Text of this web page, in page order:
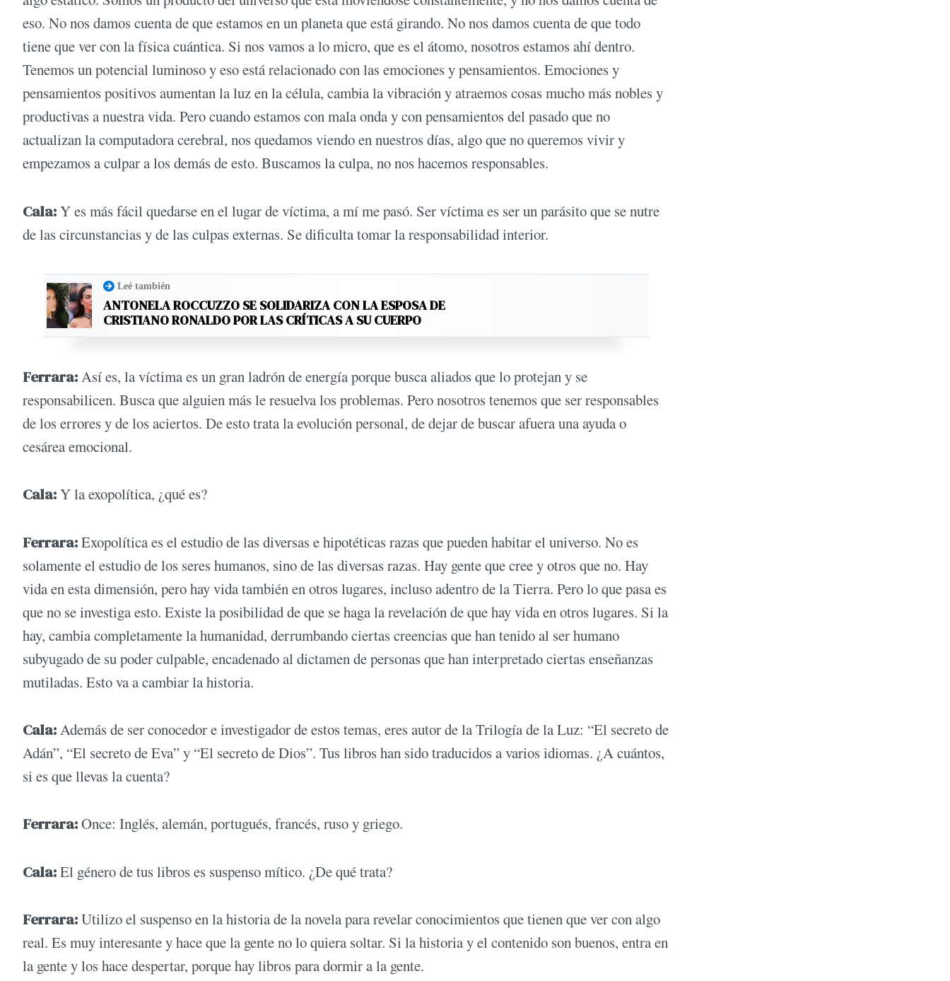
eso. No nos damos cuenta de que estamos en un planeta que está girando. No nos damos cuenta de que todo
tiene que ver con la física cuántica. Si nos vamos a lo micro, que es el átomo, nosotros estamos ahí dentro.
Tenemos un potencial luminoso y eso está relacionado con las emociones y pensamientos. Emociones y
pensamientos positivos aumentan la luz en la célula, cambia la vibración y atraemos cosas mucho más nobles y
productivas a nuestra vida. Pero cuando estamos con mala onda y con pensamientos del pasado que no
actualizan la computadora cerebral, nos quedamos viendo en nuestros días, algo que no queremos vivir y
empezamos a culpar a los demás de esto. Buscamos la culpa, no nos hacemos responsables.
Cala:Y es más fácil quedarse en el lugar de víctima, a mí me pasó. Ser víctima es ser un parásito que se nutre
de las circunstancias y de las culpas externas. Se dificulta tomar la responsabilidad interior.
Leé también
ANTONELA ROCCUZZO SE SOLIDARIZA CON LA ESPOSA DE
CRISTIANO RONALDO POR LAS CRÍTICAS A SU CUERPO
Ferrara:Así es, la víctima es un gran ladrón de energía porque busca aliados que lo protejan y se
responsabilicen. Busca que alguien más le resuelva los problemas. Pero nosotros tenemos que ser responsables
de los errores y de los aciertos. De esto trata la evolución personal, de dejar de buscar afuera una ayuda o
cesárea emocional.
Cala:Y la exopolítica, ¿qué es?
Ferrara:Exopolítica es el estudio de las diversas e hipotéticas razas que pueden habitar el universo. No es
solamente el estudio de los seres humanos, sino de las diversas razas. Hay gente que cree y otros que no. Hay
vida en esta dimensión, pero hay vida también en otros lugares, incluso adentro de la Tierra. Pero lo que pasa es
que no se investiga esto. Existe la posibilidad de que se haga la revelación de que hay vida en otros lugares. Si la
hay, cambia completamente la humanidad, derrumbando ciertas creencias que han tenido al ser humano
subyugado de su poder culpable, encadenado al dictamen de personas que han interpretado ciertas enseñanzas
mutiladas. Esto va a cambiar la historia.
Cala:Además de ser conocedor e investigador de estos temas, eres autor de la Trilogía de la Luz: “El secreto de
Adán”, “El secreto de Eva” y “El secreto de Dios”. Tus libros han sido traducidos a varios idiomas. ¿A cuántos,
si es que llevas la cuenta?
Ferrara:Once: Inglés, alemán, portugués, francés, ruso y griego.
Cala:El género de tus libros es suspenso mítico. ¿De qué trata?
Ferrara:Utilizo el suspenso en la historia de la novela para revelar conocimientos que tienen que ver con algo
real. Es muy interesante y hace que la gente no lo quiera soltar. Si la historia y el contenido son buenos, entra en
la gente y los hace despertar, porque hay libros para dormir a la gente.